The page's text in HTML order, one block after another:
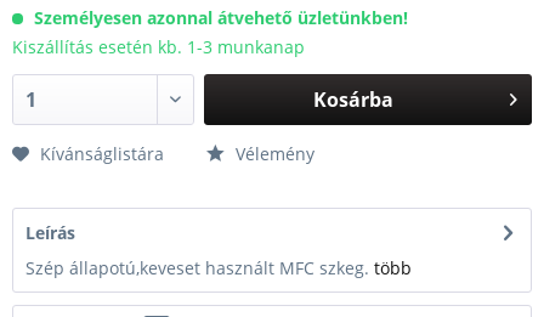
Személyesen azonnal átvehető üzletünkben!
Kiszállítás esetén kb. 1-3 munkanap
Kosárba
Kívánságlistára Vélemény
Leírás
Szép állapotú,keveset használt MFC szkeg. több